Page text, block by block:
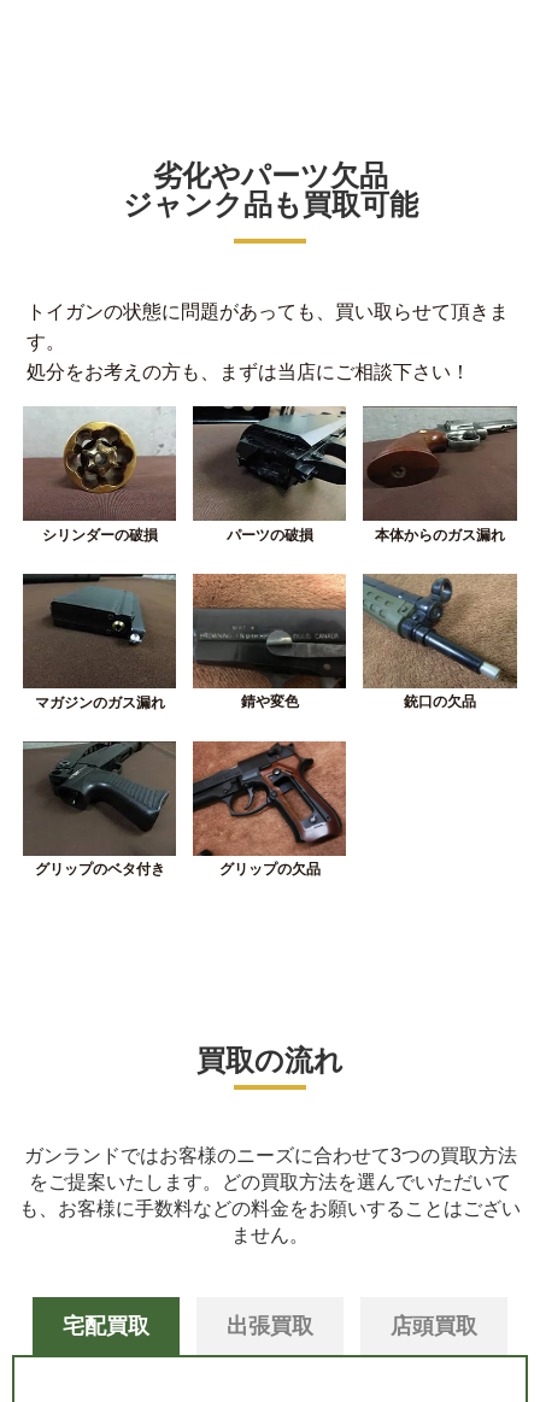
劣化やパーツ欠品
ジャンク品も買取可能
トイガンの状態に問題があっても、買い取らせて頂きま
す。
処分をお考えの方も、まずは当店にご相談下さい！
シリンダーの破損 パーツの破損 本体からのガス漏れ
マガジンのガス漏れ 錆や変色 銃口の欠品
グリップのベタ付き グリップの欠品
買取の流れ
ガンランドではお客様のニーズに合わせて3つの買取方法
をご提案いたします。
どの買取方法を選んでいただいて
も、お客様に手数料などの料金をお願いすることはござい
ません。
宅配買取 出張買取 店頭買取